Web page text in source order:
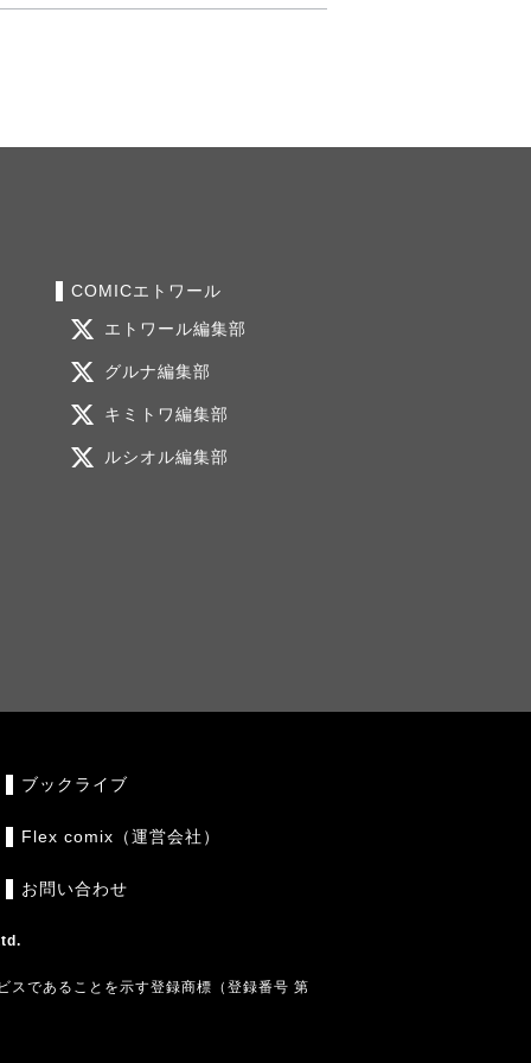
COMICエトワール
エトワール編集部
グルナ編集部
キミトワ編集部
ルシオル編集部
ブックライブ
Flex comix（運営会社）
お問い合わせ
スであることを示す登録商標（登録番号 第